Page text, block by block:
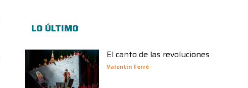
LO ÚLTIMO
El canto de las revoluciones
Valentín Ferré